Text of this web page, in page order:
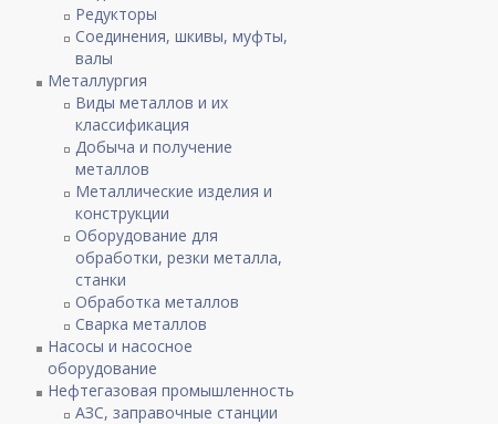
Редукторы
Соединения, шкивы, муфты,
валы
Металлургия
Виды металлов и их
классификация
Добыча и получение
металлов
Металлические изделия и
конструкции
Оборудование для
обработки, резки металла,
станки
Обработка металлов
Сварка металлов
Насосы и насосное
оборудование
Нефтегазовая промышленность
АЗС, заправочные станции